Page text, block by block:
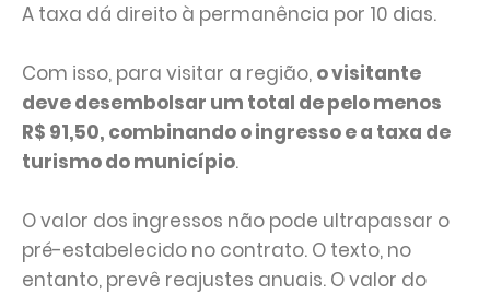
A taxa dá direito à permanência por 10 dias.
Com isso, para visitar a região, o visitante
deve desembolsar um total de pelo menos
R$ 91,50, combinando o ingresso e a taxa de
turismo do município.
O valor dos ingressos não pode ultrapassar o
pré-estabelecido no contrato. O texto, no
entanto, prevê reajustes anuais. O valor do